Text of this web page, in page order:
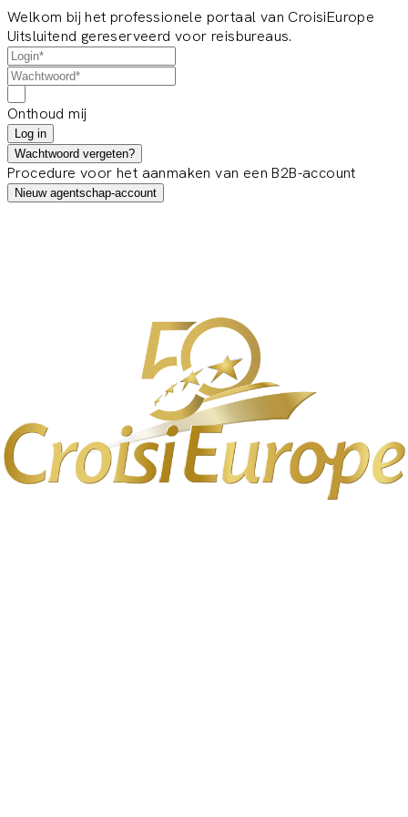
Welkom bij het professionele portaal van CroisiEurope
Uitsluitend gereserveerd voor reisbureaus.
Onthoud mij
Log in
Wachtwoord vergeten?
Procedure voor het aanmaken van een B2B-account
Nieuw agentschap-account